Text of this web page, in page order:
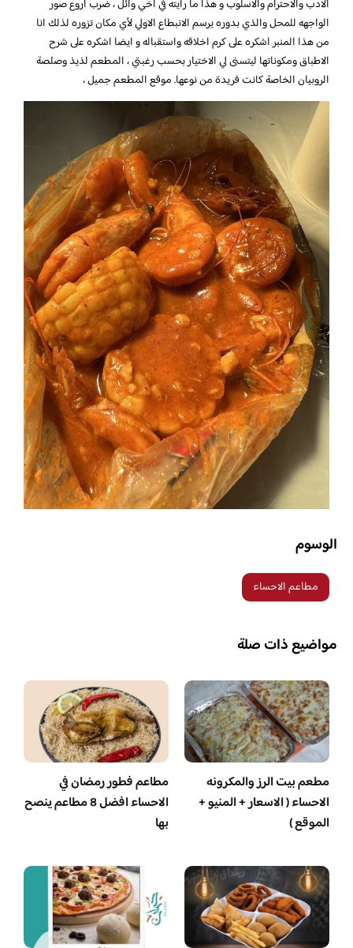
الادب والاحترام والاسلوب و هذا ما رأيته في أخي وائل ، ضرب اروع صور
الواجهه للمحل والذي بدوره يرسم الانبطاع الاولي لأي مكان تزوره لذلك انا
من هذا المنبر اشكره على كرم اخلاقه واستقباله و ايضا اشكره على شرح
الاطباق ومكوناتها ليتسنى لي الاختيار بحسب رغبتي ، المطعم لذيذ وصلصة
الروبيان الخاصة كانت فريدة من نوعها. موقع المطعم جميل ،
الوسوم
مطاعم الاحساء
مواضيع ذات صلة
مطعم بيت الرز والمكرونه
الاحساء ( الاسعار + المنيو +
الموقع )
مطاعم فطور رمضان في
الاحساء افضل 8 مطاعم ينصح
بها